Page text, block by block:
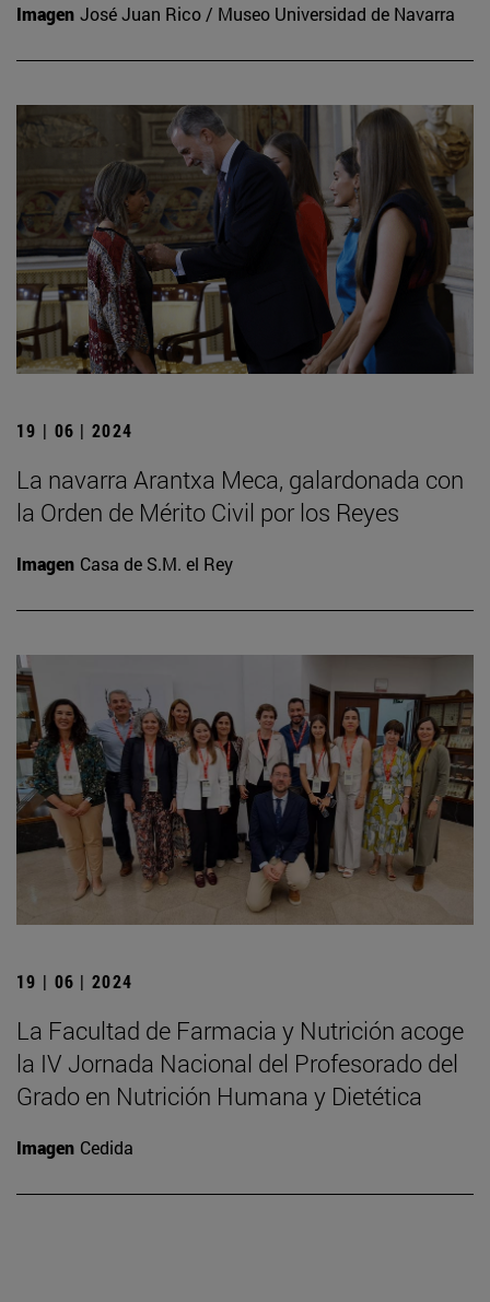
Imagen José Juan Rico / Museo Universidad de Navarra
19 | 06 | 2024
La navarra Arantxa Meca, galardonada con
la Orden de Mérito Civil por los Reyes
Imagen Casa de S.M. el Rey
19 | 06 | 2024
La Facultad de Farmacia y Nutrición acoge
la IV Jornada Nacional del Profesorado del
Grado en Nutrición Humana y Dietética
Imagen Cedida